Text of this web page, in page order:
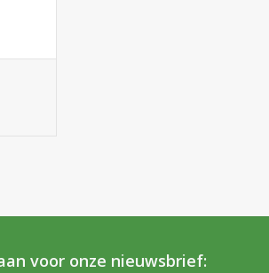
voor onze nieuwsbrief: